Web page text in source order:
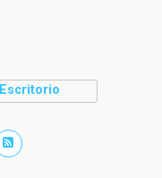
Escritorio